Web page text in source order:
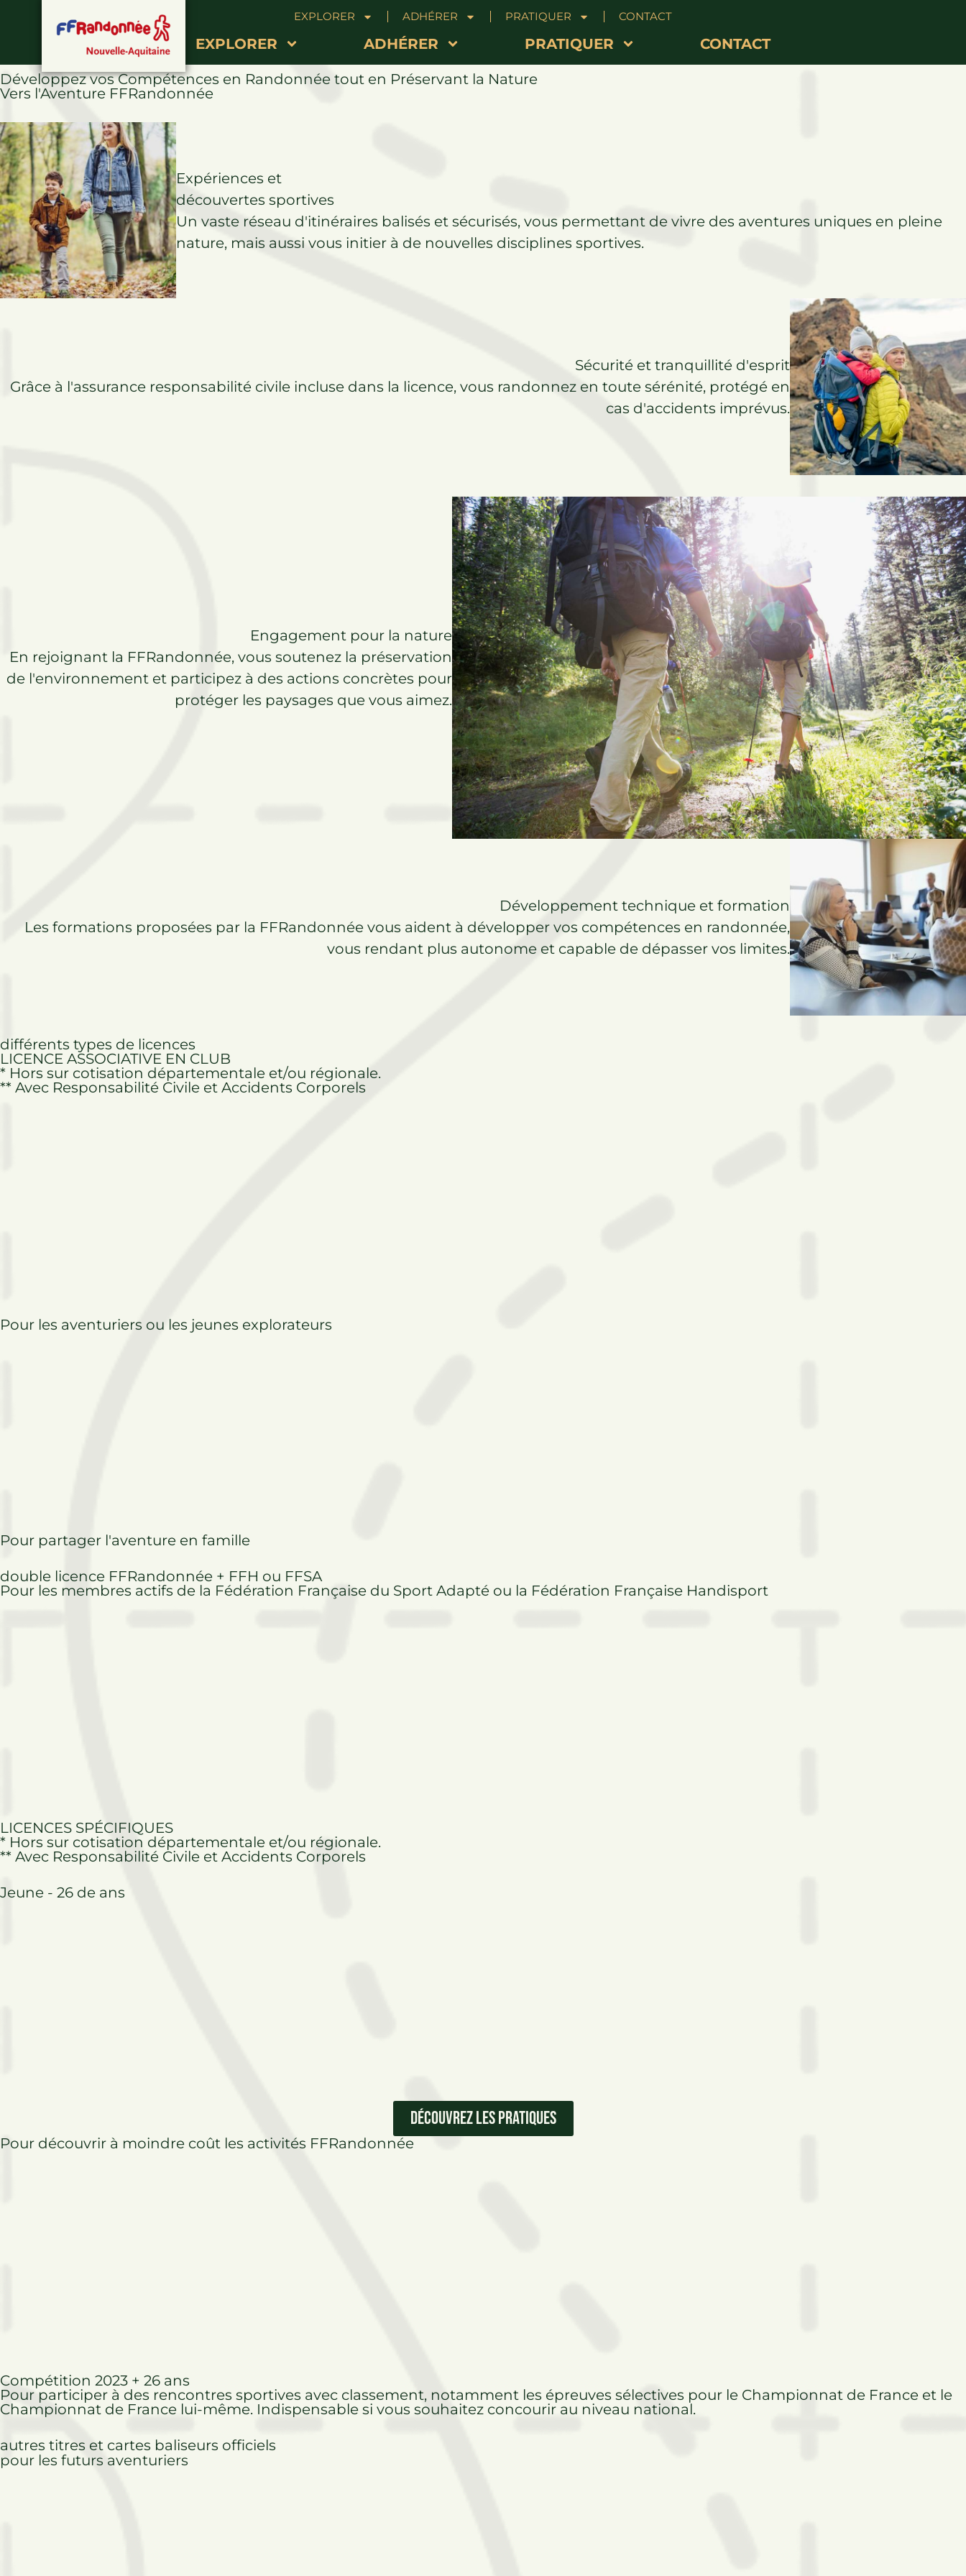
EXPLORER ADHÉRER PRATIQUER CONTACT
EXPLORER ADHÉRER PRATIQUER CONTACT
pourquoi être licencié pour randonner ?
Développez vos Compétences en Randonnée tout en Préservant la Nature
Vers l'Aventure FFRandonnée
Expériences et
découvertes sportives
Un vaste réseau d'itinéraires balisés et sécurisés, vous permettant de vivre des aventures uniques en pleine
nature, mais aussi vous initier à de nouvelles disciplines sportives.
Sécurité et tranquillité d'esprit
Grâce à l'assurance responsabilité civile incluse dans la licence, vous randonnez en toute sérénité, protégé en
cas d'accidents imprévus.
Engagement pour la nature
En rejoignant la FFRandonnée, vous soutenez la préservation
de l'environnement et participez à des actions concrètes pour
protéger les paysages que vous aimez.
Développement technique et formation
Les formations proposées par la FFRandonnée vous aident à développer vos compétences en randonnée,
vous rendant plus autonome et capable de dépasser vos limites.
différents types de licences​
LICENCE ASSOCIATIVE EN CLUB​
* Hors sur cotisation départementale et/ou régionale.
** Avec Responsabilité Civile et Accidents Corporels
Pour les aventuriers ou les jeunes explorateurs
Pour partager l'aventure en famille
double licence FFRandonnée + FFH ou FFSA
Pour les membres actifs de la Fédération Française du Sport Adapté ou la Fédération Française Handisport
LICENCES SPÉCIFIQUES
* Hors sur cotisation départementale et/ou régionale.
** Avec Responsabilité Civile et Accidents Corporels
Jeune - 26 de ans
Découvrez les pratiques
Pour découvrir à moindre coût les activités FFRandonnée
Compétition 2023 + 26 ans
Pour participer à des rencontres sportives avec classement, notamment les épreuves sélectives pour le Championnat de France et le
Championnat de France lui-même. Indispensable si vous souhaitez concourir au niveau national.
autres titres et cartes baliseurs officiels
pour les futurs aventuriers